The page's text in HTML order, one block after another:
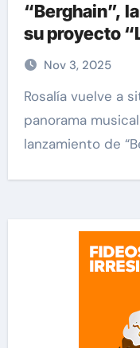
“Berghain”,
su proyecto
Nov 3, 2025
Rosalía vuelve a situarse en el centro del
panorama
lanzamiento de